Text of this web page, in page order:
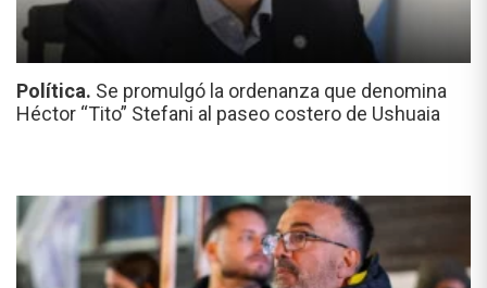
Política. Se promulgó la ordenanza que denomina
Héctor “Tito” Stefani al paseo costero de Ushuaia